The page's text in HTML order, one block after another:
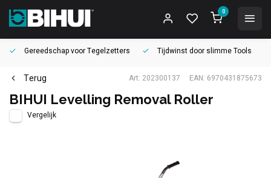
0
Gereedschap voorTegelzetters Tijdwinst door slimme Tools
Terug Art: 202300137 EAN: 6970431875673
BIHUI Levelling Removal Roller
Vergelijk